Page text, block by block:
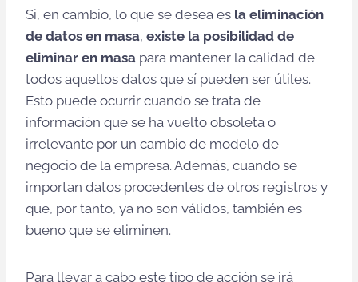
Si, en cambio, lo que se desea es la eliminación
de datos en masa, existe la posibilidad de
eliminar en masa para mantener la calidad de
todos aquellos datos que sí pueden ser útiles.
Esto puede ocurrir cuando se trata de
información que se ha vuelto obsoleta o
irrelevante por un cambio de modelo de
negocio de la empresa. Además, cuando se
importan datos procedentes de otros registros y
que, por tanto, ya no son válidos, también es
bueno que se eliminen.
Para llevar a cabo este tipo de acción se irá